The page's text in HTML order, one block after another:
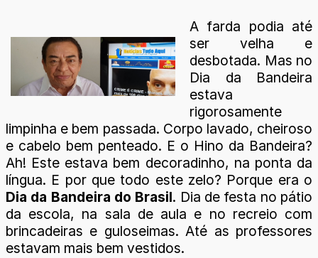
A farda podia até
ser velha e
desbotada. Mas no
Dia da Bandeira
estava
rigorosamente
limpinha e bem passada. Corpo lavado, cheiroso
e cabelo bem penteado. E o Hino da Bandeira?
Ah! Este estava bem decoradinho, na ponta da
língua. E por que todo este zelo? Porque era o
Dia da Bandeira do Brasil. Dia de festa no pátio
da escola, na sala de aula e no recreio com
brincadeiras e guloseimas. Até as professores
estavam mais bem vestidos.